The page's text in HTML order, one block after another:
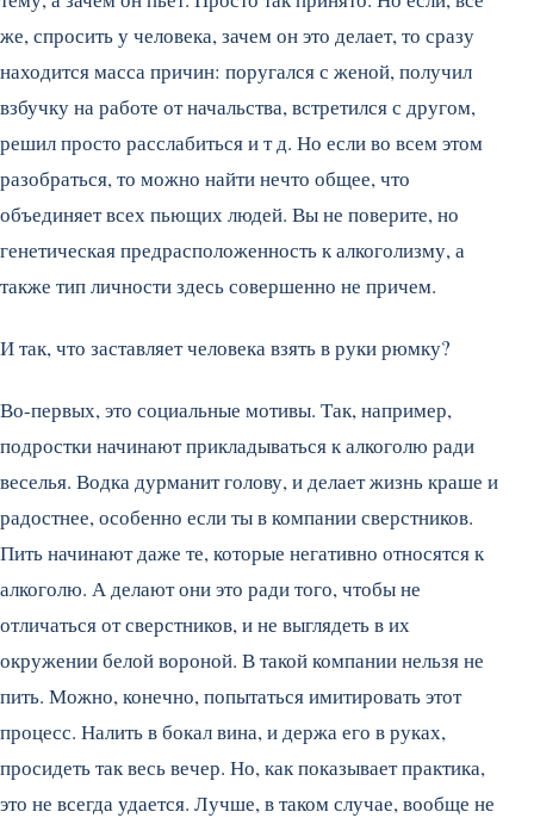
же, спросить у человека, зачем он это делает, то сразу
находится масса причин: поругался с женой, получил
взбучку на работе от начальства, встретился с другом,
решил просто расслабиться и т д. Но если во всем этом
разобраться, то можно найти нечто общее, что
объединяет всех пьющих людей. Вы не поверите, но
генетическая предрасположенность к алкоголизму, а
также тип личности здесь совершенно не причем.
И так, что заставляет человека взять в руки рюмку?
Во-первых, это социальные мотивы. Так, например,
подростки начинают прикладываться к алкоголю ради
веселья. Водка дурманит голову, и делает жизнь краше и
радостнее, особенно если ты в компании сверстников.
Пить начинают даже те, которые негативно относятся к
алкоголю. А делают они это ради того, чтобы не
отличаться от сверстников, и не выглядеть в их
окружении белой вороной. В такой компании нельзя не
пить. Можно, конечно, попытаться имитировать этот
процесс. Налить в бокал вина, и держа его в руках,
просидеть так весь вечер. Но, как показывает практика,
это не всегда удается. Лучше, в таком случае, вообще не